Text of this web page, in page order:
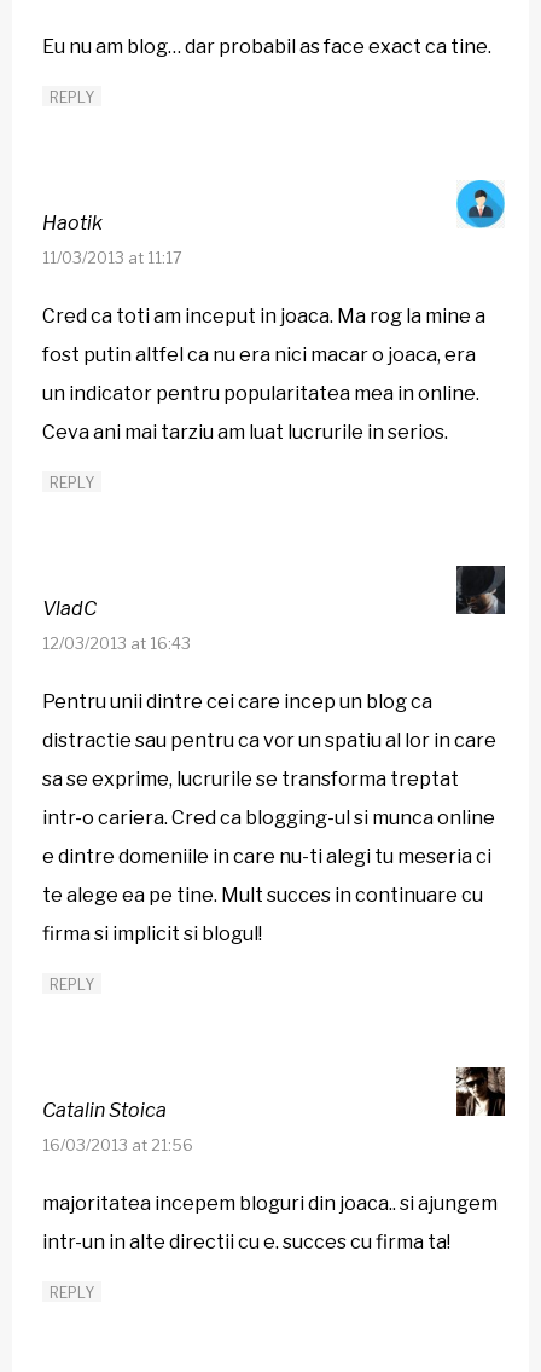
Eu nu am blog… dar probabil as face exact ca tine.
REPLY
Haotik
11/03/2013 at 11:17
Cred ca toti am inceput in joaca. Ma rog la mine a
fost putin altfel ca nu era nici macar o joaca, era
un indicator pentru popularitatea mea in online.
Ceva ani mai tarziu am luat lucrurile in serios.
REPLY
VladC
12/03/2013 at 16:43
Pentru unii dintre cei care incep un blog ca
distractie sau pentru ca vor un spatiu al lor in care
sa se exprime, lucrurile se transforma treptat
intr-o cariera. Cred ca blogging-ul si munca online
e dintre domeniile in care nu-ti alegi tu meseria ci
te alege ea pe tine. Mult succes in continuare cu
firma si implicit si blogul!
REPLY
Catalin Stoica
16/03/2013 at 21:56
majoritatea incepem bloguri din joaca.. si ajungem
intr-un in alte directii cu e. succes cu firma ta!
REPLY